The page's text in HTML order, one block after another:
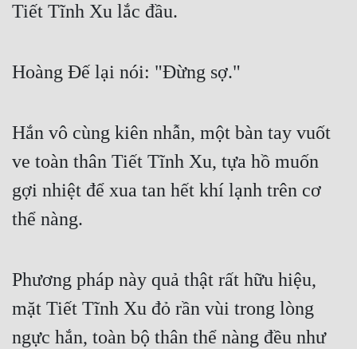
Tiết Tĩnh Xu lắc đầu.
Hoàng Đế lại nói: "Đừng sợ."
Hắn vô cùng kiên nhẫn, một bàn tay vuốt
ve toàn thân Tiết Tĩnh Xu, tựa hồ muốn
gợi nhiệt để xua tan hết khí lạnh trên cơ
thể nàng.
Phương pháp này quả thật rất hữu hiệu,
mặt Tiết Tĩnh Xu đỏ rần vùi trong lòng
ngực hắn, toàn bộ thân thể nàng đều như